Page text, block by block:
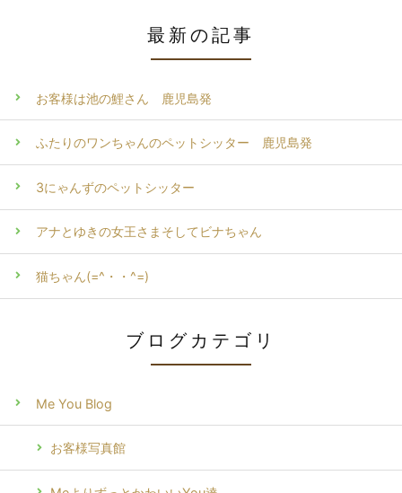
最新の記事
お客様は池の鯉さん 鹿児島発
ふたりのワンちゃんのペットシッター 鹿児島発
3にゃんずのペットシッター
アナとゆきの女王さまそしてビナちゃん
猫ちゃん(=^・・^=)
ブログカテゴリ
Me You Blog
お客様写真館